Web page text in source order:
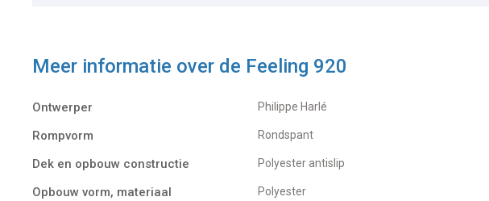
Meer informatie over de Feeling 920
Ontwerper Philippe Harlé
Rompvorm Rondspant
Dek en opbouw constructie Polyester antislip
Opbouw vorm, materiaal Polyester